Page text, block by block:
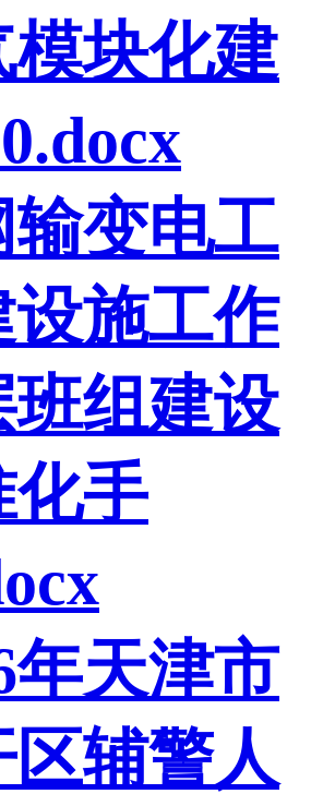
模块化建
输变电工
设施工作
班组建设
化手
年天津市
辅警人